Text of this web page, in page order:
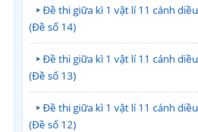
Đề thi giữa kì 1 vật lí 11 cánh diều
(Đề số 14)
Đề thi giữa kì 1 vật lí 11 cánh diều
(Đề số 13)
Đề thi giữa kì 1 vật lí 11 cánh diều
(Đề số 12)